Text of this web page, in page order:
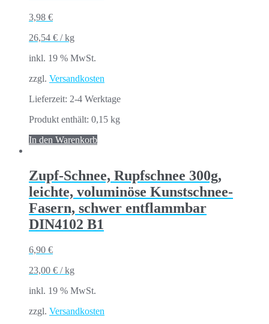
3,98 €
26,54 € /kg
inkl. 19 % MwSt.
zzgl. Versandkosten
Lieferzeit: 2-4 Werktage
Produkt enthält: 0,15 kg
In den Warenkorb
Zupf-Schnee, Rupfschnee 300g,
leichte, voluminöse Kunstschnee-
Fasern, schwer entflammbar
DIN4102 B1
6,90 €
23,00 € /kg
inkl. 19 % MwSt.
zzgl. Versandkosten